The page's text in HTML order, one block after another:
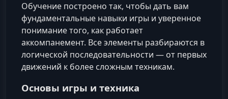
Обучение построено так, чтобы дать вам
фундаментальные навыки игры и уверенное
понимание того, как работает
аккомпанемент. Все элементы разбираются в
логической последовательности — от первых
движений к более сложным техникам.
Основы игры и техника